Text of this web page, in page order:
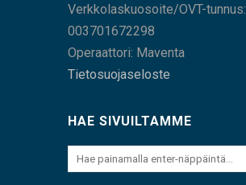
Verkkolaskuosoite/OVT-tunnus:
003701672298
Operaattori: Maventa
Tietosuojaseloste
HAE SIVUILTAMME